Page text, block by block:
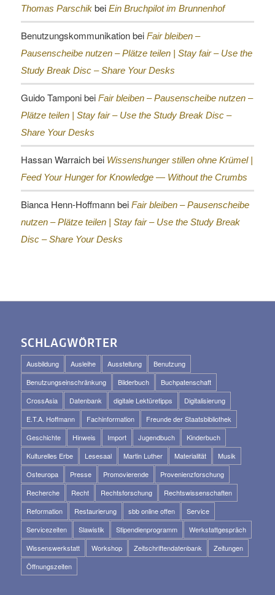
Thomas Parschikbei Ein Bruchpilot im Brunnenhof
Benutzungskommunikationbei Fair bleiben –
Pausenscheibe nutzen – Plätze teilen | Stay fair – Use the
Study Break Disc – Share Your Desks
Guido Tamponibei Fair bleiben – Pausenscheibe nutzen –
Plätze teilen | Stay fair – Use the Study Break Disc –
Share Your Desks
Hassan Warraichbei Wissenshunger stillen ohne Krümel |
Feed Your Hunger for Knowledge — Without the Crumbs
Bianca Henn-Hoffmannbei Fair bleiben – Pausenscheibe
nutzen – Plätze teilen | Stay fair – Use the Study Break
Disc – Share Your Desks
SCHLAGWÖRTER
Ausbildung Ausleihe Ausstellung
Benutzung
Benutzungseinschränkung
Bilderbuch
Buchpatenschaft
CrossAsia
Datenbank digitale Lektüretipps
Digitalisierung
E.T.A. Hoffmann
Fachinformation
Freunde der Staatsbibliothek
Geschichte
Hinweis Import Jugendbuch
Kinderbuch
Kulturelles Erbe
Lesesaal Martin Luther Materialität
Musik
Osteuropa
Presse Promovierende
Provenienzforschung
Recherche
Recht Rechtsforschung
Rechtswissenschaften
Reformation
Restaurierung sbb online offen
Service
Servicezeiten
Slawistik Stipendienprogramm
Werkstattgespräch
Wissenswerkstatt
Workshop Zeitschriftendatenbank
Zeitungen
Öffnungszeiten